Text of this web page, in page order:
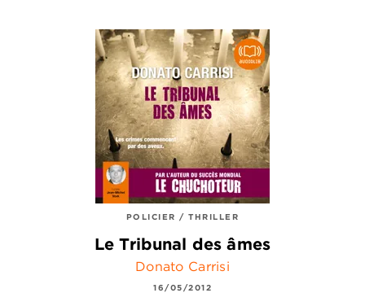
POLICIER / THRILLER
Le Tribunal des âmes
Donato Carrisi
16/05/2012